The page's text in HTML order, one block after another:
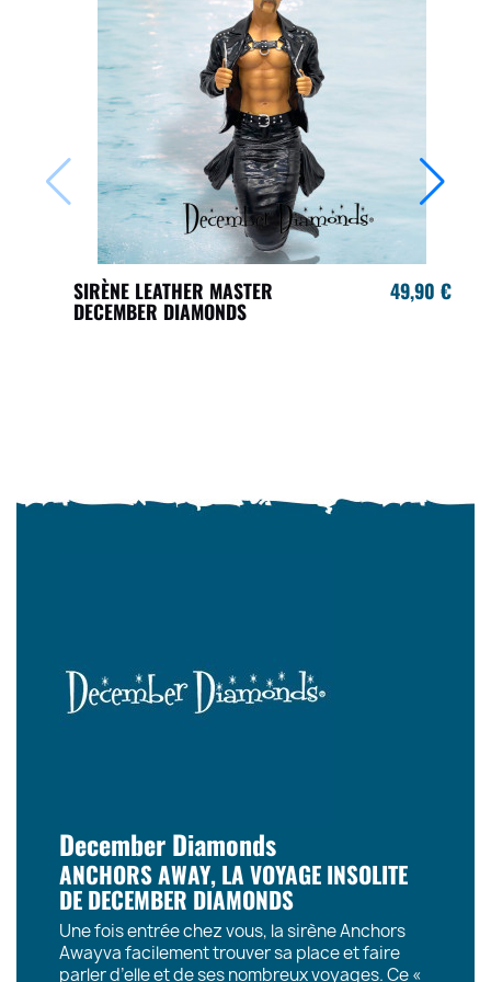
SIRÈNE LEATHER MASTER
DECEMBER DIAMONDS
49,90 €
December Diamonds
ANCHORS AWAY, LA VOYAGE INSOLITE
DE DECEMBER DIAMONDS
Une fois entrée chez vous, la sirène Anchors
Awayva facilement trouver sa place et faire
parler d’elle et de ses nombreux voyages. Ce «